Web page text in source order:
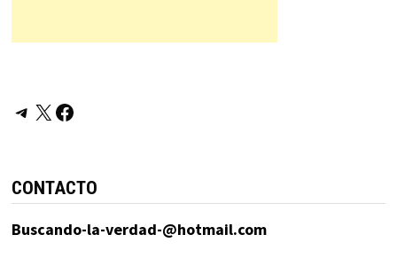
Telegram
X Facebook
CONTACTO
Buscando-la-verdad-@hotmail.com